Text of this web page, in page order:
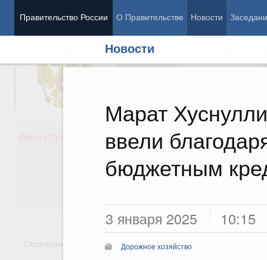
Правительство России О Правительстве Новости
Новости
Марат
ввели
бюджетным
3 января 2025 10:15
Дорожное хозяйство
Председатель Правительства
Вице-премьеры
Работа Правительства
Демография
Здоровье
Культура
Стратегии Государственные программы